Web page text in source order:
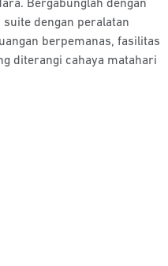
dengan peralatan
berpemanas, fasilitas
diterangi cahaya matahari